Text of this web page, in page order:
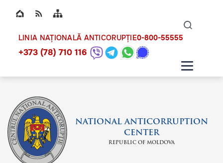
Top bar navigation
LINIA NAȚIONALĂ ANTICORUPȚIE0-800-55555
+373 (78) 710 116
NATIONAL ANTICORRUPTION
CENTER
REPUBLIC OF MOLDOVA